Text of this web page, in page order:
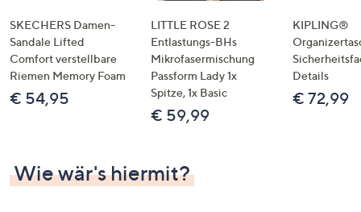
SKECHERS Damen-
Sandale Lifted
Comfort verstellbare
Riemen Memory Foam
€ 54,95
LITTLE ROSE 2
Entlastungs-BHs
Mikrofasermischung
Passform Lady 1x
Spitze, 1x Basic
€ 59,99
KIPLING®
Details
€ 72,99
Wie wär's hiermit?